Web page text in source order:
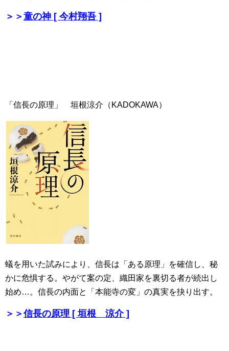
＞＞童の神 [ 今村翔吾 ]
「信長の原理」 垣根涼介（KADOKAWA）
蟻を用いた試みにより、信長は「ある原理」を確信し、秘
かに危惧する。やがて案の定、織田家を裏切る者が続出し
始め…。信長の内面と「本能寺の変」の真実を抉り出す。
＞＞信長の原理 [ 垣根 涼介 ]